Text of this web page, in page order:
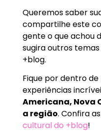
Queremos saber
compartilhe este
gente o que achou
sugira outros
+blog.
Fique por dentro
experiências
Americana, Nova
a região. Confira
cultural do +blog!